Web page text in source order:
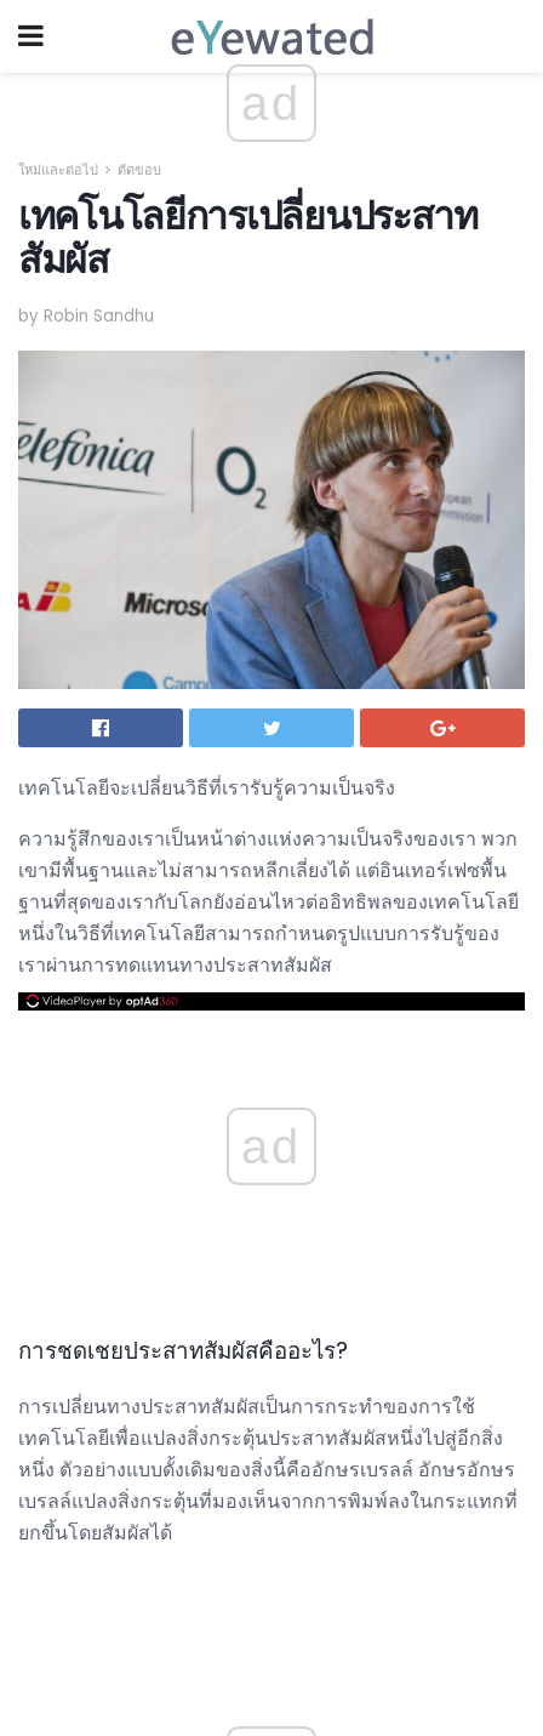
ad
ใหม่และต่อไป ตัดขอบ
เทคโนโลยีการเปลี่ยนประสาท
สัมผัส
by Robin Sandhu
เทคโนโลยีจะเปลี่ยนวิธีที่เรารับรู้ความเป็นจริง
ความรู้สึกของเราเป็นหน้าต่างแห่งความเป็นจริงของเรา พวก
เขามีพื้นฐานและไม่สามารถหลีกเลี่ยงได้ แต่อินเทอร์เฟซพื้น
ฐานที่สุดของเรากับโลกยังอ่อนไหวต่ออิทธิพลของเทคโนโลยี
หนึ่งในวิธีที่เทคโนโลยีสามารถกำหนดรูปแบบการรับรู้ของ
เราผ่านการทดแทนทางประสาทสัมผัส
ad
การชดเชยประสาทสัมผัสคืออะไร?
การเปลี่ยนทางประสาทสัมผัสเป็นการกระทำของการใช้
เทคโนโลยีเพื่อแปลงสิ่งกระตุ้นประสาทสัมผัสหนึ่งไปสู่อีกสิ่ง
หนึ่ง ตัวอย่างแบบดั้งเดิมของสิ่งนี้คืออักษรเบรลล์ อักษรอักษร
เบรลล์แปลงสิ่งกระตุ้นที่มองเห็นจากการพิมพ์ลงในกระแทกที่
ยกขึ้นโดยสัมผัสได้